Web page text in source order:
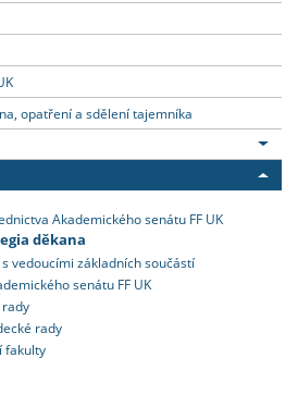
opatření a sdělení tajemníka
Akademického senátu FF UK
děkana
vedoucími základních součástí
senátu FF UK
rady
fakulty